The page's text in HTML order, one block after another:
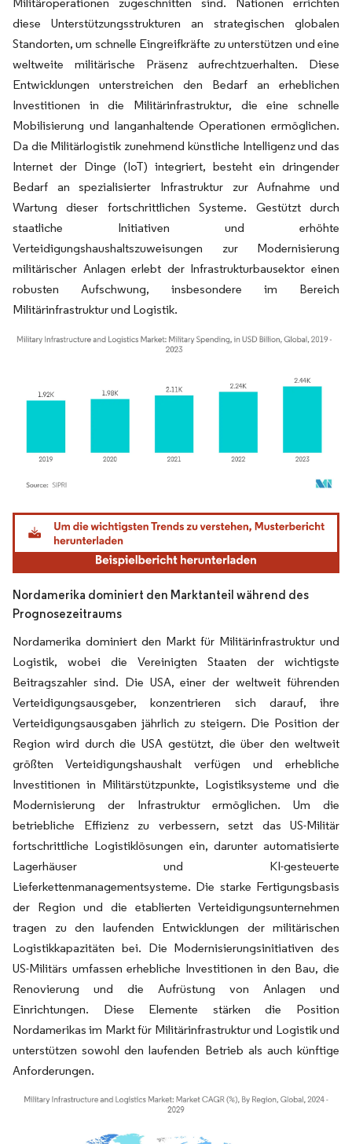
diese Unterstützungsstrukturen an strategischen globalen
Standorten, um schnelle Eingreifkräfte zu unterstützen und eine
weltweite militärische Präsenz aufrechtzuerhalten. Diese
Entwicklungen unterstreichen den Bedarf an erheblichen
Investitionen in die Militärinfrastruktur, die eine schnelle
Mobilisierung und langanhaltende Operationen ermöglichen.
Da die Militärlogistik zunehmend künstliche Intelligenz und das
Internet der Dinge (IoT) integriert, besteht ein dringender
Bedarf an spezialisierter Infrastruktur zur Aufnahme und
Wartung dieser fortschrittlichen Systeme. Gestützt durch
staatliche Initiativen und erhöhte
Verteidigungshaushaltszuweisungen zur Modernisierung
militärischer Anlagen erlebt der Infrastrukturbausektor einen
robusten Aufschwung, insbesondere im Bereich
Militärinfrastruktur und Logistik.
Bild © Mordor Intelligence. Wiederverwendung erfordert Namensnennung gemäß
Nordamerika dominiert den Marktanteil während des
Prognosezeitraums
Nordamerika dominiert den Markt für Militärinfrastruktur und
Logistik, wobei die Vereinigten Staaten der wichtigste
Beitragszahler sind. Die USA, einer der weltweit führenden
Verteidigungsausgeber, konzentrieren sich darauf, ihre
Verteidigungsausgaben jährlich zu steigern. Die Position der
Region wird durch die USA gestützt, die über den weltweit
größten Verteidigungshaushalt verfügen und erhebliche
Investitionen in Militärstützpunkte, Logistiksysteme und die
Modernisierung der Infrastruktur ermöglichen. Um die
betriebliche Effizienz zu verbessern, setzt das US-Militär
fortschrittliche Logistiklösungen ein, darunter automatisierte
Lagerhäuser und KI-gesteuerte
Lieferkettenmanagementsysteme. Die starke Fertigungsbasis
der Region und die etablierten Verteidigungsunternehmen
tragen zu den laufenden Entwicklungen der militärischen
Logistikkapazitäten bei. Die Modernisierungsinitiativen des
US-Militärs umfassen erhebliche Investitionen in den Bau, die
Renovierung und die Aufrüstung von Anlagen und
Einrichtungen. Diese Elemente stärken die Position
Nordamerikas im Markt für Militärinfrastruktur und Logistik und
unterstützen sowohl den laufenden Betrieb als auch künftige
Anforderungen.